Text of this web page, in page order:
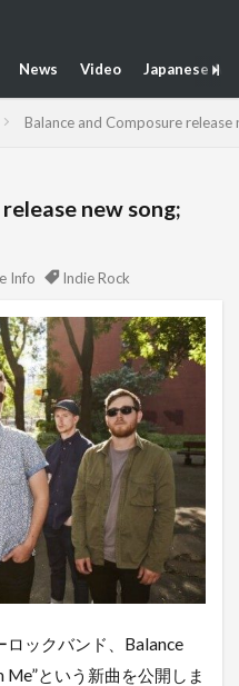
News Video Japanese
Balance and Composure release
new song;
Info Indie Rock
ックバンド、Balance
という新曲を公開しま